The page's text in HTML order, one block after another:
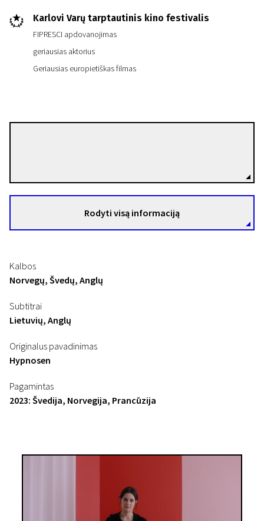
Karlovi Varų tarptautinis kino festivalis
FIPRESCI apdovanojimas
geriausias aktorius
Geriausias europietiškas filmas
Rodyti visą informaciją
Kalbos
Norvegų, Švedų, Anglų
Subtitrai
Lietuvių, Anglų
Originalus pavadinimas
Hypnosen
Pagamintas
2023: Švedija, Norvegija, Prancūzija